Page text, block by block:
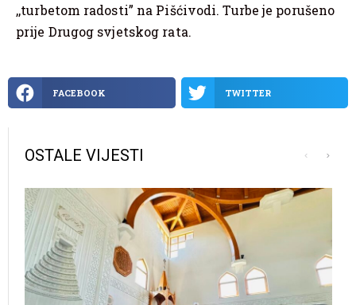
,,turbetom radosti” na Pišćivodi. Turbe je porušeno
prije Drugog svjetskog rata.
FACEBOOK TWITTER
OSTALE VIJESTI